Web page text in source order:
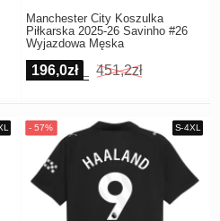
Manchester City Koszulka
Piłkarska 2025-26 Savinho #26
Wyjazdowa Męska
196,0zł 451,2zł